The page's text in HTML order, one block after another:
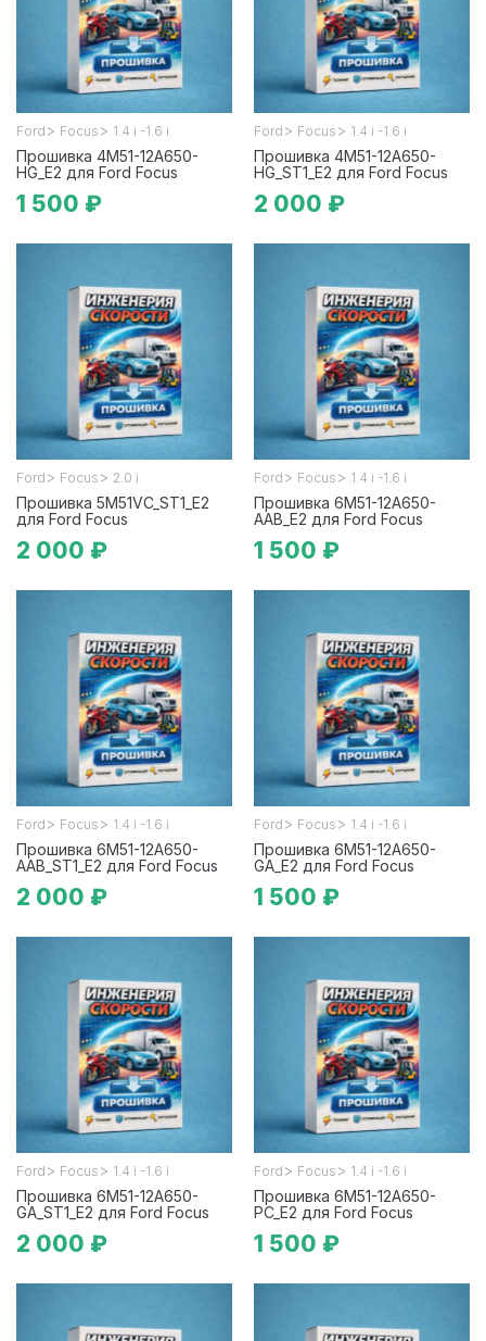
Ford > Focus > 1.4 i -1.6 i
Прошивка 4M51-12A650-
HG_E2 для Ford Focus
1 500 ₽
Ford > Focus > 1.4 i -1.6 i
Прошивка 4M51-12A650-
HG_ST1_E2 для Ford Focus
2 000 ₽
Ford > Focus > 2.0 i
Прошивка 5M51VC_ST1_E2
для Ford Focus
2 000 ₽
Ford > Focus > 1.4 i -1.6 i
Прошивка 6M51-12A650-
AAB_E2 для Ford Focus
1 500 ₽
Ford > Focus > 1.4 i -1.6 i
Прошивка 6M51-12A650-
AAB_ST1_E2 для Ford Focus
2 000 ₽
Ford > Focus > 1.4 i -1.6 i
Прошивка 6M51-12A650-
GA_E2 для Ford Focus
1 500 ₽
Ford > Focus > 1.4 i -1.6 i
Прошивка 6M51-12A650-
GA_ST1_E2 для Ford Focus
2 000 ₽
Ford > Focus > 1.4 i -1.6 i
Прошивка 6M51-12A650-
PC_E2 для Ford Focus
1 500 ₽